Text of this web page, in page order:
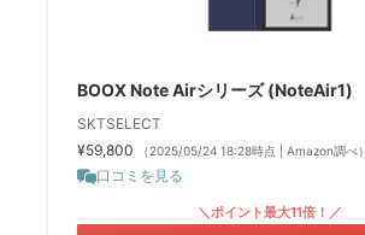
BOOX Note Airシリーズ (NoteAir1)
SKTSELECT
¥59,800
（2025/05/24 18:28時点 | Amazon調べ）
口コミを見る
＼ポイント最大11倍！／